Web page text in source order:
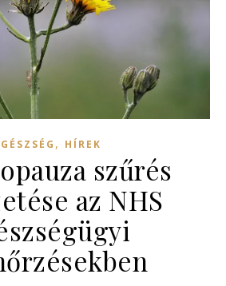
, HÍREK
szűrés
az NHS